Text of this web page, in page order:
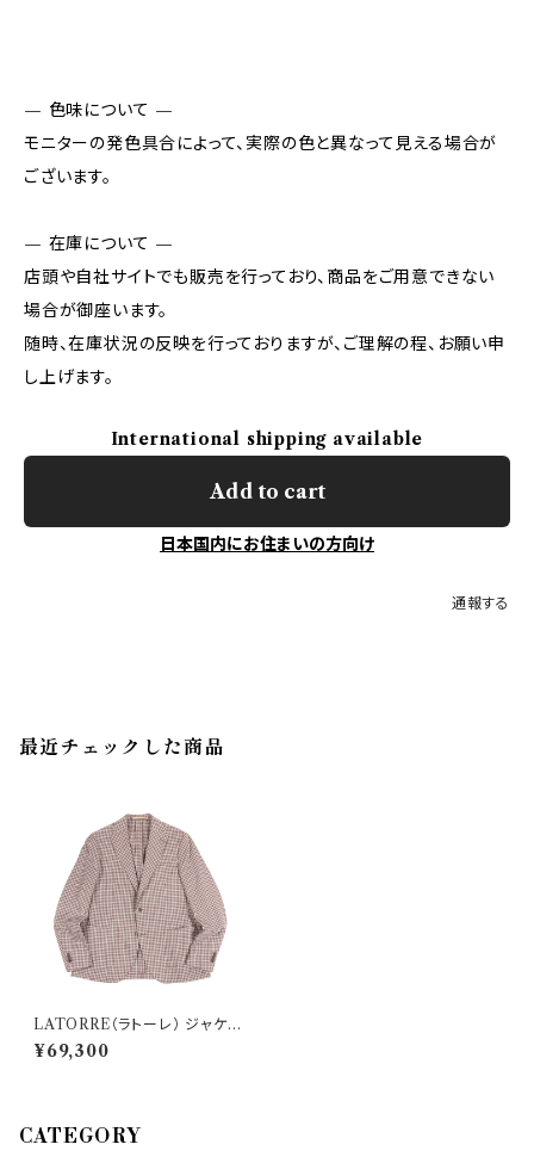
— 色味について —
モニターの発色具合によって、実際の色と異なって見える場合が
ございます。
— 在庫について —
店頭や自社サイトでも販売を行っており、商品をご用意できない
場合が御座います。
随時、在庫状況の反映を行っておりますが、ご理解の程、お願い申
し上げます。
International shipping available
Add to cart
日本国内にお住まいの方向け
通報する
最近チェックした商品
LATORRE（ラトーレ） ジャケッ
ト F44 31189
¥69,300
CATEGORY